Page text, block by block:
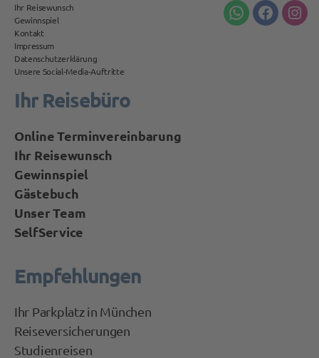
Ihr Reisewunsch
Gewinnspiel
Kontakt
Impressum
Datenschutzerklärung
Unsere Social-Media-Auftritte
Whatsapp
Facebook
Ihr Reisebüro
Online Terminvereinbarung
Ihr Reisewunsch
Gewinnspiel
Gästebuch
Unser Team
SelfService
Empfehlungen
Ihr Parkplatz in München
Reiseversicherungen
Studienreisen